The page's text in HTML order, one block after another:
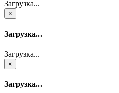
Загрузка...
×
Загрузка...
Загрузка...
×
Загрузка...